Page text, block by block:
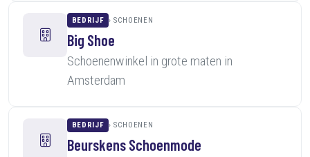
BEDRIJF SCHOENEN
Big Shoe
Schoenenwinkel in grote maten in
Amsterdam
BEDRIJF SCHOENEN
Beurskens Schoenmode